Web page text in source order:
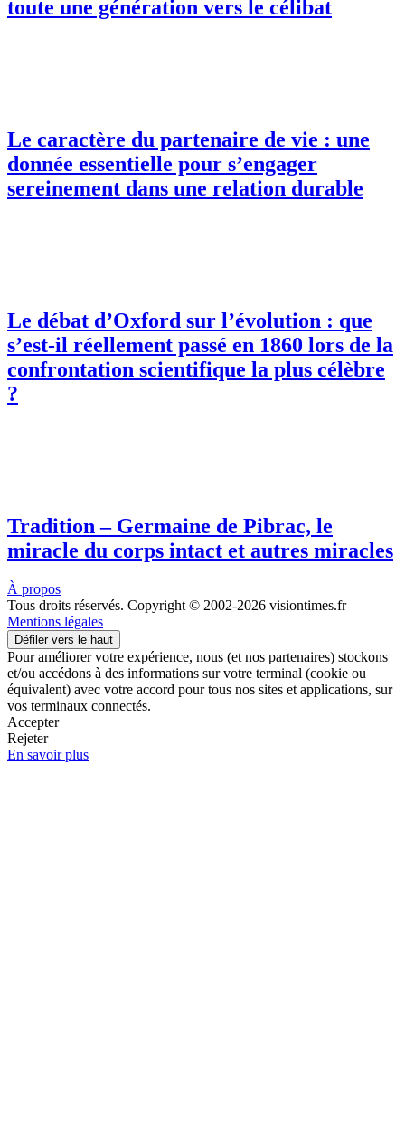
toute une génération vers le célibat
Le caractère du partenaire de vie : une
donnée essentielle pour s’engager
sereinement dans une relation durable
Le débat d’Oxford sur l’évolution : que
s’est-il réellement passé en 1860 lors de la
confrontation scientifique la plus célèbre
?
Tradition – Germaine de Pibrac, le
miracle du corps intact et autres miracles
À propos
Tous droits réservés. Copyright © 2002-2026 visiontimes.fr
Mentions légales
Défiler vers le haut
Pour améliorer votre expérience, nous (et nos partenaires) stockons
et/ou accédons à des informations sur votre terminal (cookie ou
équivalent) avec votre accord pour tous nos sites et applications, sur
vos terminaux connectés.
Accepter
Rejeter
En savoir plus